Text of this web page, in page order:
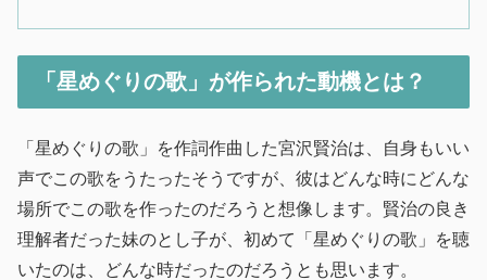
「星めぐりの歌」が作られた動機とは？
「星めぐりの歌」を作詞作曲した宮沢賢治は、自身もいい
声でこの歌をうたったそうですが、彼はどんな時にどんな
場所でこの歌を作ったのだろうと想像します。賢治の良き
理解者だった妹のとし子が、初めて「星めぐりの歌」を聴
いたのは、どんな時だったのだろうとも思います。